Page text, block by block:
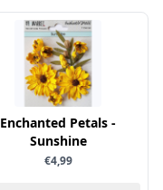
Enchanted Petals -
Sunshine
€4,99